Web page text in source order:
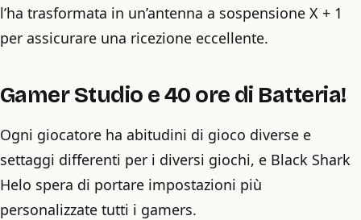
l’ha trasformata in un’antenna a sospensione X + 1
per assicurare una ricezione eccellente.
Gamer Studio e 40 ore di Batteria!
Ogni giocatore ha abitudini di gioco diverse e
settaggi differenti per i diversi giochi, e Black Shark
Helo spera di portare impostazioni più
personalizzate tutti i gamers.